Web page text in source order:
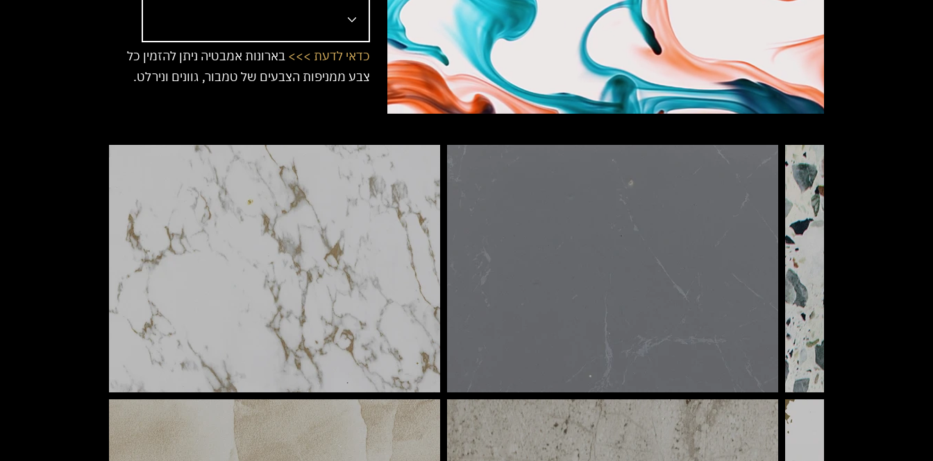
כדאי לדעת >>> בארונות אמבטיה ניתן להזמין כל
צבע ממניפות הצבעים של טמבור, גוונים ונירלט.